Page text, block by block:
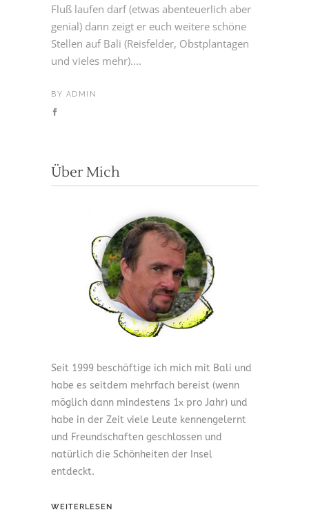
Fluß laufen darf (etwas abenteuerlich aber
genial) dann zeigt er euch weitere schöne
Stellen auf Bali (Reisfelder, Obstplantagen
und vieles mehr)....
BY ADMIN
Über Mich
Seit 1999 beschäftige ich mich mit Bali und
habe es seitdem mehrfach bereist (wenn
möglich dann mindestens 1x pro Jahr) und
habe in der Zeit viele Leute kennengelernt
und Freundschaften geschlossen und
natürlich die Schönheiten der Insel
entdeckt.
WEITERLESEN